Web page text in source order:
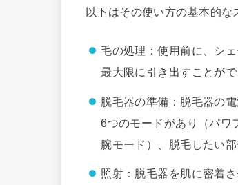
以下はその使い方の基本的な
毛の処理：使用前に、シ
最大限に引き出すことがで
脱毛器の準備：脱毛器の
6つのモードがあり（パワ
腕モード）、脱毛したい
照射：脱毛器を肌に密着